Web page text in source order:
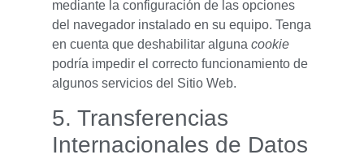
mediante la configuración de las opciones
del navegador instalado en su equipo. Tenga
en cuenta que deshabilitar alguna cookie
podría impedir el correcto funcionamiento de
algunos servicios del Sitio Web.
5. Transferencias
Internacionales de Datos